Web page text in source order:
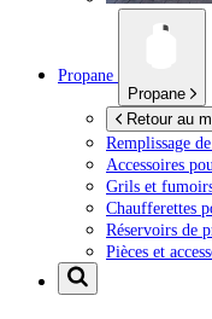
Propane
Propane
Retour au
Remplissage
Accessoires
Grils et
Chaufferettes
Réservoirs de
Pièces et